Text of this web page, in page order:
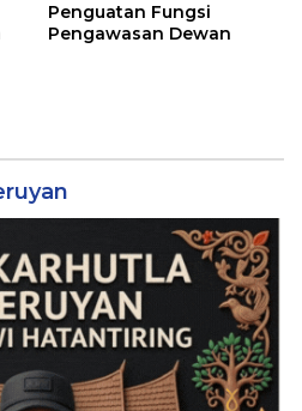
Penguatan Fungsi
Pengawasan Dewan